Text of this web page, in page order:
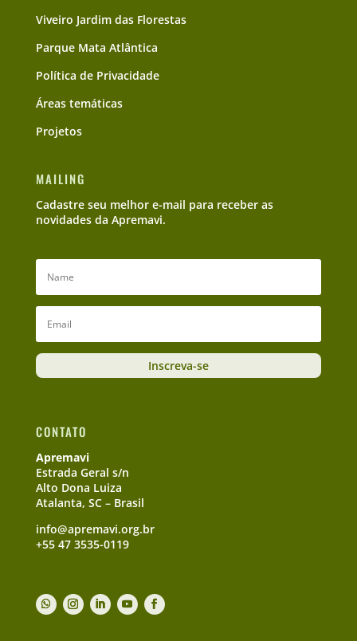
Viveiro Jardim das Florestas
Parque Mata Atlântica
Política de Privacidade
Áreas temáticas
Projetos
MAILING
Cadastre seu melhor e-mail para receber as
novidades da Apremavi.
Inscreva-se
CONTATO
Apremavi
Estrada Geral s/n
Alto Dona Luiza
Atalanta, SC – Brasil
info@apremavi.org.br
+55 47 3535-0119